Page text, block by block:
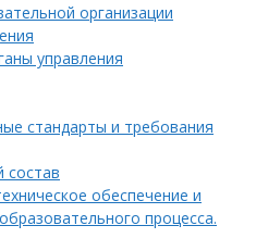
организации
управления
стандарты и требования
состав
обеспечение и
процесса.